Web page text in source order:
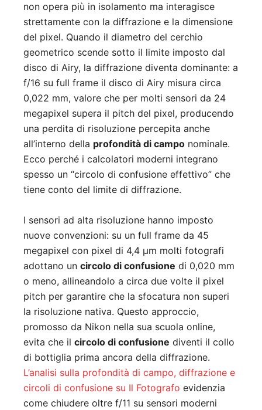
non opera più in isolamento ma interagisce
strettamente con la diffrazione e la dimensione
del pixel. Quando il diametro del cerchio
geometrico scende sotto il limite imposto dal
disco di Airy, la diffrazione diventa dominante: a
f/16 su full frame il disco di Airy misura circa
0,022 mm, valore che per molti sensori da 24
megapixel supera il pitch del pixel, producendo
una perdita di risoluzione percepita anche
all’interno della profondità di campo nominale.
Ecco perché i calcolatori moderni integrano
spesso un “circolo di confusione effettivo” che
tiene conto del limite di diffrazione.
I sensori ad alta risoluzione hanno imposto
nuove convenzioni: su un full frame da 45
megapixel con pixel di 4,4 µm molti fotografi
adottano un circolo di confusione di 0,020 mm
o meno, allineandolo a circa due volte il pixel
pitch per garantire che la sfocatura non superi
la risoluzione nativa. Questo approccio,
promosso da Nikon nella sua scuola online,
evita che il circolo di confusione diventi il collo
di bottiglia prima ancora della diffrazione.
L’analisi sulla profondità di campo, diffrazione e
circoli di confusione su Il Fotografo evidenzia
come chiudere oltre f/11 su sensori moderni